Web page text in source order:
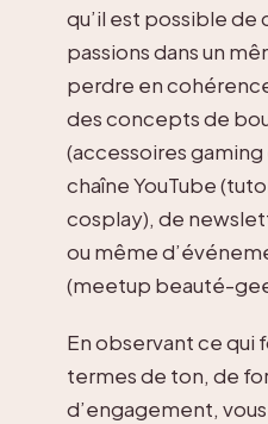
qu’il est possible de
passions dans un
perdre en
des concepts de
(accessoires
chaîne YouTube
cosplay), de
ou même
(meetup beauté-
En observant ce qui
termes de ton, de
d’engagement,